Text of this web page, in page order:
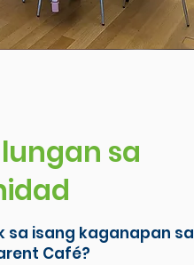
sa
sa isang kaganapan sa
Café?